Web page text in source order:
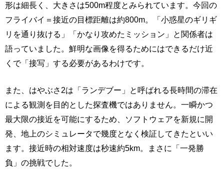
形は細長く、大きさは500m程度とみられています。今回の
フライバイ＝接近の目標距離は約800m。「小惑星のギリギ
リを通り抜ける」「かなり攻めたミッション」と関係者は
語っていました。鮮明な画像を得るためにはできるだけ近
くで「接写」する必要があるわけです。
また、はやぶさ2は「ランデブー」と呼ばれる長時間の滞在
による観測を目的とした探査機ではありません。一瞬かつ
最大限の接近を可能にするため、ソフトウェアを新規に開
発、地上のシミュレータで幾度となく検証してきたといい
ます。接近時の相対速度は秒速約5km。まさに「一発勝
負」の挑戦でした。